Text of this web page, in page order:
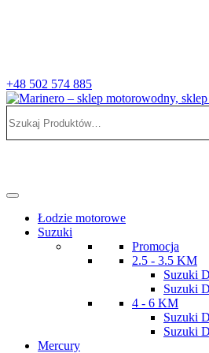
+48 502 574 885
Marinero – sklep motorowodny, sklep
Sklep motorowodny, Sklep żeglarski,
Łodzie motorowe
Suzuki
Promocja
2.5 - 3.5 KM
Suzuki
Suzuki
4 - 6 KM
Suzuki
Suzuki
Mercury